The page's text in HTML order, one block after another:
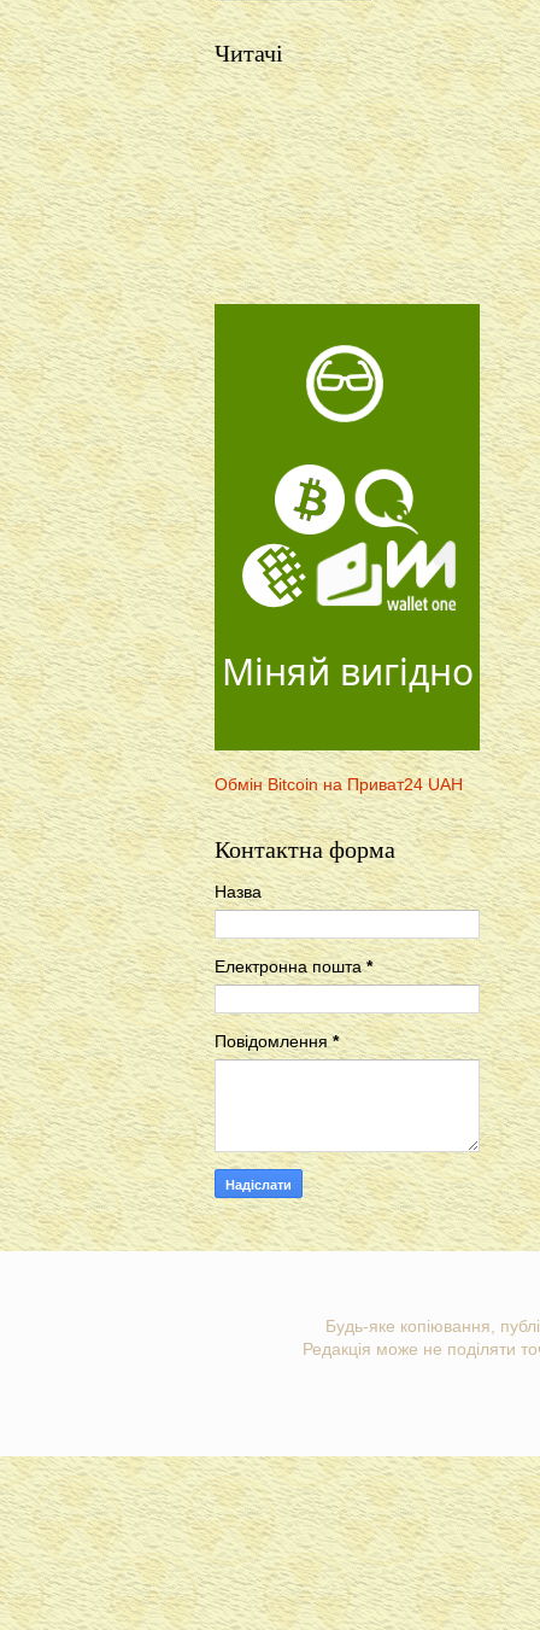
Читачі
Міняй вигідно
Обмін Bitcoin на Приват24 UAH
Контактна форма
Назва
Електронна пошта*
Повідомлення*
Будь-яке копіювання,
Редакція може не поділяти